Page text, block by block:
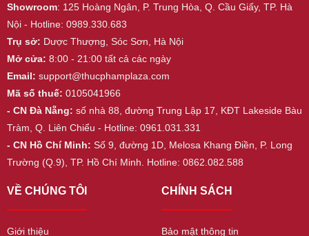
Showroom: 125 Hoàng Ngân, P. Trung Hòa, Q. Cầu Giấy, TP. Hà
Nội - Hotline: 0989.330.683
Trụ sở: Dược Thượng, Sóc Sơn, Hà Nội
Mở cửa: 8:00 - 21:00 tất cả các ngày
Email: support@thucphamplaza.com
Mã số thuế: 0105041966
- CN Đà Nẵng: số nhà 88, đường Trung Lập 17, KĐT Lakeside Bàu
Tràm, Q. Liên Chiểu - Hotline: 0961.031.331
- CN Hồ Chí Minh: Số 9, đường 1D, Melosa Khang Điền, P. Long
Trường (Q.9), TP. Hồ Chí Minh. Hotline: 0862.082.588
VỀ CHÚNG TÔI
Giới thiệu
CHÍNH SÁCH
Bảo mật thông tin